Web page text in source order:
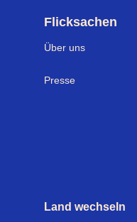
Flicksachen
Über uns
Presse
Land wechseln